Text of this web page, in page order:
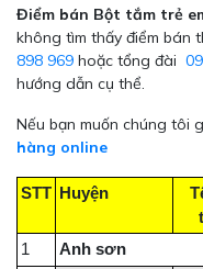
Điểm bán Bột tắm trẻ
không tìm thấy điểm bán
898 969 hoặc tổng đài
hướng dẫn cụ thể.
Nếu bạn muốn chúng tôi
hàng online
STT Huyện
1
Anh sơn